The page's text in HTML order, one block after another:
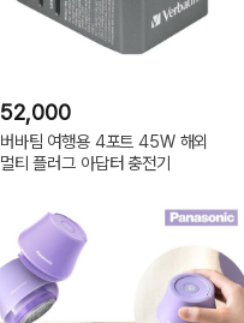
52,000
버바팀 여행용 4포트 45W 해외
멀티 플러그 아답터 충전기